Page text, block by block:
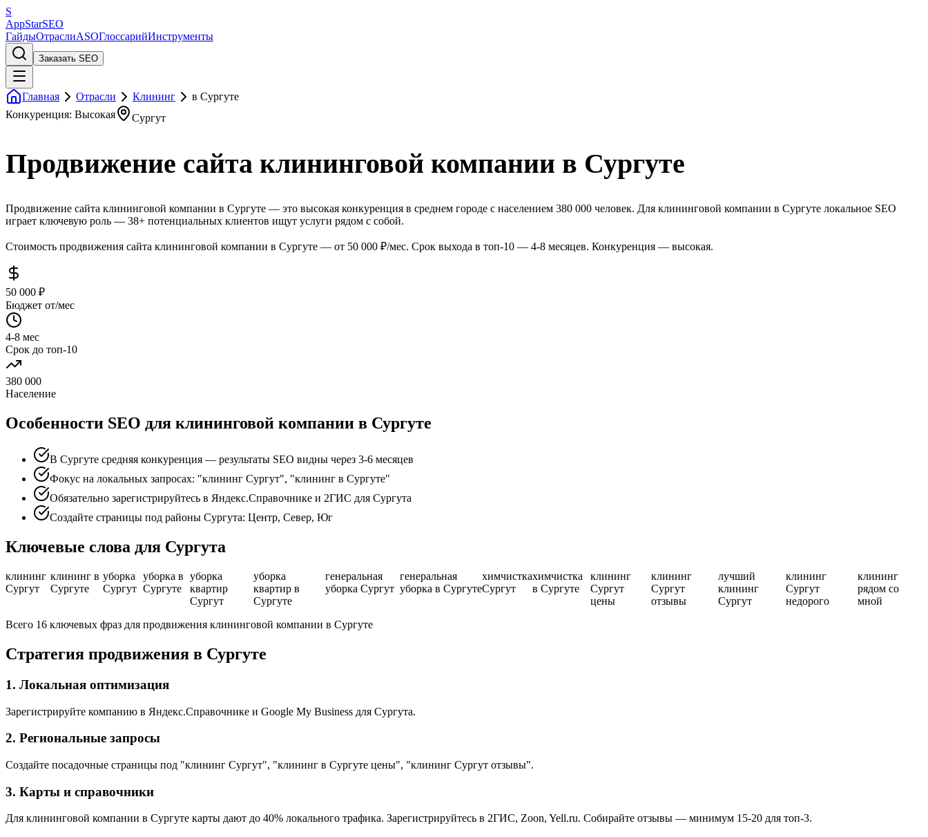
S
AppStarSEO
ГайдыОтраслиASOГлоссарийИнструменты
Заказать SEO
Главная Отрасли Клининг
в Сургуте
Конкуренция: Высокая
Сургут
Продвижение сайта клининговой компании в Сургуте
Продвижение сайта клининговой компании в Сургуте — это высокая конкуренция в среднем городе с населением 380 000 человек. Для клининговой компании в Сургуте локальное SEO
играет ключевую роль — 38+ потенциальных клиентов ищут услуги рядом с собой.
Стоимость продвижения сайта клининговой компании в Сургуте — от 50 000 ₽/мес. Срок выхода в топ-10 — 4-8 месяцев. Конкуренция — высокая.
50 000 ₽
Бюджет от/мес
4-8 мес
Срок до топ-10
380 000
Население
Особенности SEO для клининговой компании в Сургуте
В Сургуте средняя конкуренция — результаты SEO видны через 3-6 месяцев
Фокус на локальных запросах: "клининг Сургут", "клининг в Сургуте"
Обязательно зарегистрируйтесь в Яндекс.Справочнике и 2ГИС для Сургута
Создайте страницы под районы Сургута: Центр, Север, Юг
Ключевые слова для Сургута
клининг
Сургут
клининг в
Сургуте
уборка
Сургут
уборка в
Сургуте
уборка
квартир
Сургут
уборка
квартир в
Сургуте
генеральная
уборка Сургут
генеральная
уборка в Сургуте
химчистка
Сургут
химчистка
в Сургуте
клининг
Сургут
цены
клининг
Сургут
отзывы
лучший
клининг
Сургут
клининг
Сургут
недорого
клининг
рядом со
мной
Всего 16 ключевых фраз для продвижения клининговой компании в Сургуте
Стратегия продвижения в Сургуте
1. Локальная оптимизация
Зарегистрируйте компанию в Яндекс.Справочнике и Google My Business для Сургута.
2. Региональные запросы
Создайте посадочные страницы под "клининг Сургут", "клининг в Сургуте цены", "клининг Сургут отзывы".
3. Карты и справочники
Для клининговой компании в Сургуте карты дают до 40% локального трафика. Зарегистрируйтесь в 2ГИС, Zoon, Yell.ru. Собирайте отзывы — минимум 15-20 для топ-3.